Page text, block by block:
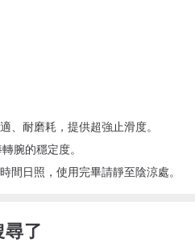
、耐磨耗，提供超強止滑度。
的穩定度。
間日照，使用完畢請靜至陰涼處。
了